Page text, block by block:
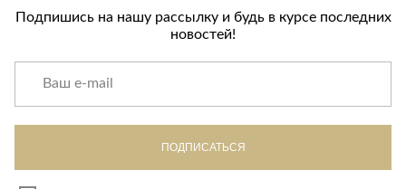
Подпишись на нашу рассылку и будь в курсе последних
новостей!
ПОДПИСАТЬСЯ